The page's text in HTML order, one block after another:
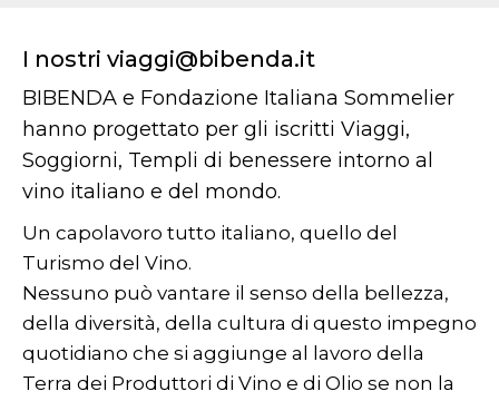
I nostri viaggi@bibenda.it
BIBENDA e Fondazione Italiana Sommelier
hanno progettato per gli iscritti Viaggi,
Soggiorni, Templi di benessere intorno al
vino italiano e del mondo.
Un capolavoro tutto italiano, quello del
Turismo del Vino.
Nessuno può vantare il senso della bellezza,
della diversità, della cultura di questo impegno
quotidiano che si aggiunge al lavoro della
Terra dei Produttori di Vino e di Olio se non la